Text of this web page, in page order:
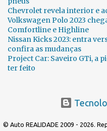
Chevrolet revela interior e
Volkswagen Polo 2023
Comfortline e Highline
Nissan Kicks 2023: entra
confira as mudanças
Project Car: Saveiro GTi, a
ter feito
© Auto REALIDADE 2009 - 2026.